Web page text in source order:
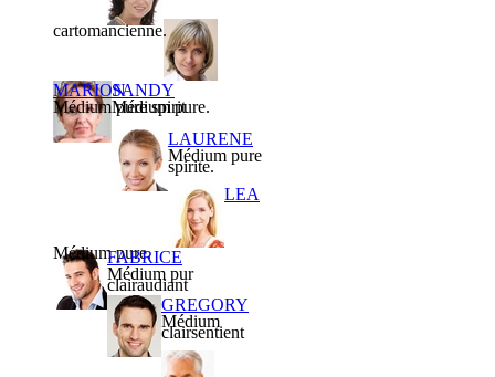
cartomancienne.
MARION
Médium pure spirit
SANDY
Médium pure.
LAURENE
Médium pure
spirite.
LEA
Médium pure.
FABRICE
Médium pur
clairaudiant
GREGORY
Médium
clairsentient